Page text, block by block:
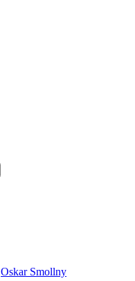
Oskar Smollny